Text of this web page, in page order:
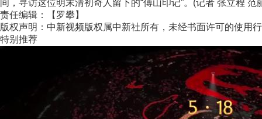
间，寻访这位明末清初奇人留下的“傅山印记”。(记者 张立程 范
责任编辑：【罗攀】
版权声明：中新视频版权属中新社所有，未经书面许可的使用
特别推荐